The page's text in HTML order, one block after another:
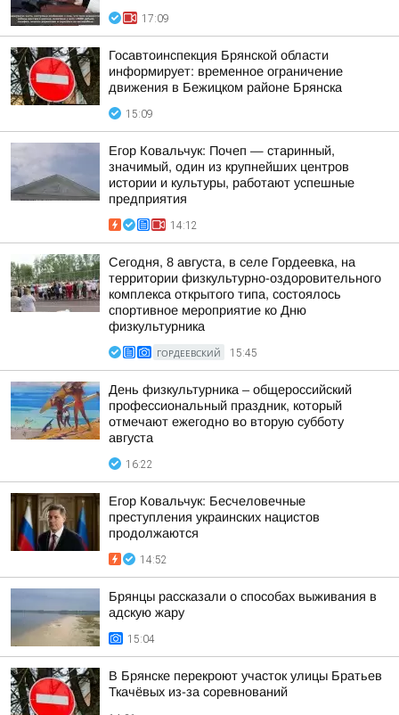
17:09
Госавтоинспекция Брянской области
информирует: временное ограничение
движения в Бежицком районе Брянска
15:09
Егор Ковальчук: Почеп — старинный,
значимый, один из крупнейших центров
истории и культуры, работают успешные
предприятия
14:12
Сегодня, 8 августа, в селе Гордеевка, на
территории физкультурно-оздоровительного
комплекса открытого типа, состоялось
спортивное мероприятие ко Дню
физкультурника
ГОРДЕЕВСКИЙ 15:45
День физкультурника – общероссийский
профессиональный праздник, который
отмечают ежегодно во вторую субботу
августа
16:22
Егор Ковальчук: Бесчеловечные
преступления украинских нацистов
продолжаются
14:52
Брянцы рассказали о способах выживания в
адскую жару
15:04
В Брянске перекроют участок улицы Братьев
Ткачёвых из-за соревнований